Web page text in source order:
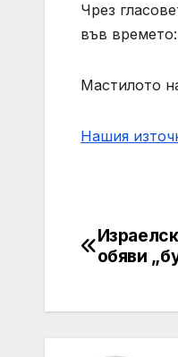
Чрез
във
Мастилото
Нашия
Post
обяви